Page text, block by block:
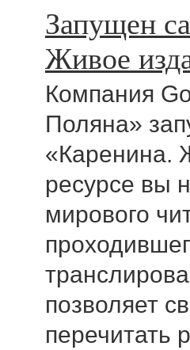
Запущен
Живое
Компания
Поляна»
«Каренина.
ресурсе вы
мирового
позволяет
перечитать